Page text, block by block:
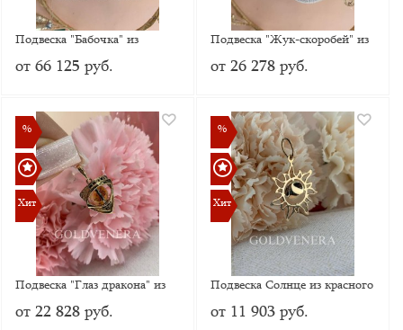
Подвеска "Бабочка" из
красного золота с эмалью
от 66 125 руб.
Подвеска "Жук-скоробей" из
красного золота с эмалью
от 26 278 руб.
%
Хит
%
Хит
Подвеска "Глаз дракона" из
красного золота
от 22 828 руб.
%
Хит
%
Хит
Подвеска Солнце из красного
золота без вставок
от 11 903 руб.